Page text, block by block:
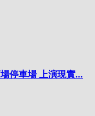
停車場 上演現實...